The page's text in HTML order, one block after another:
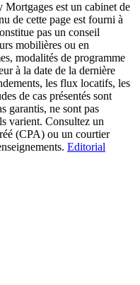
Mortgages est un cabinet de
de cette page est fourni à
pas un conseil
mobilières ou en
modalités de programme
à la date de la dernière
les flux locatifs, les
de cas présentés sont
garantis, ne sont pas
varient. Consultez un
(CPA) ou un courtier
Editorial